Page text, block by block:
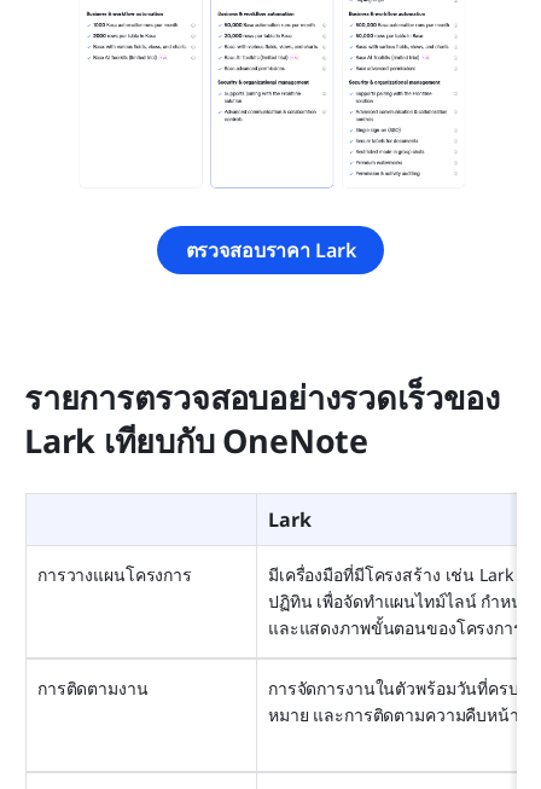
ตรวจสอบราคา Lark
รายการตรวจสอบอย่างรวดเร็วของ
Lark เทียบกับ OneNote
Lark
การวางแผนโครงการ
มีเครื่องมือที่มีโครงสร้าง เช่น Lark
ปฏิทิน เพื่อจัดทำแผนไทม์ไลน์ กำหนด
และแสดงภาพขั้นตอนของโครงการ
การติดตามงาน
การจัดการงานในตัวพร้อมวันที่ครบก
หมาย และการติดตามความคืบหน้าร